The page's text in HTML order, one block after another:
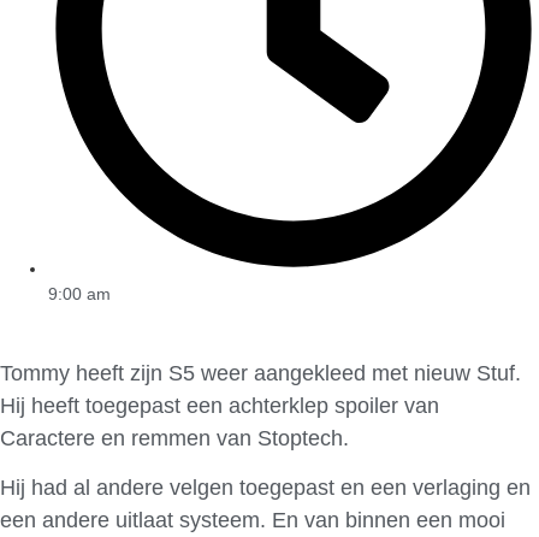
9:00 am
Tommy heeft zijn S5 weer aangekleed met nieuw Stuf.
Hij heeft toegepast een achterklep spoiler van
Caractere en remmen van Stoptech.
Hij had al andere velgen toegepast en een verlaging en
een andere uitlaat systeem. En van binnen een mooi